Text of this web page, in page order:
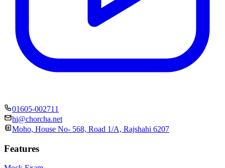
01605-002711
hi@chorcha.net
Moho, House No- 568, Road 1/A, Rajshahi 6207
Features